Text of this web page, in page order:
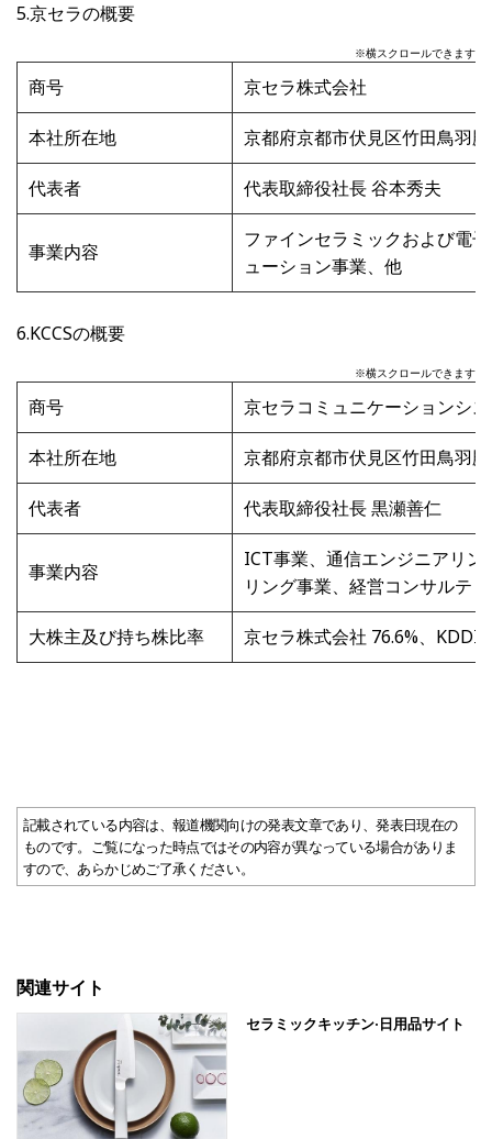
5.京セラの概要
※横スクロールできます
商号 京セラ株式会社
本社所在地 京都府京都市伏見区竹田鳥羽
代表者 代表取締役社長 谷本秀夫
事業内容
ファインセラミックおよび電
ューション事業、他
6.KCCSの概要
※横スクロールできます
商号 京セラコミュニケーションシ
本社所在地 京都府京都市伏見区竹田鳥羽
代表者 代表取締役社長 黒瀬善仁
事業内容
ICT事業、通信エンジニアリ
リング事業、経営コンサルテ
大株主及び持ち株比率 京セラ株式会社 76.6%、 KDDI
記載されている内容は、報道機関向けの発表文章であり、発表日現在の
ものです。ご覧になった時点ではその内容が異なっている場合がありま
すので、あらかじめご了承ください。
関連サイト
セラミックキッチン·日用品サイト